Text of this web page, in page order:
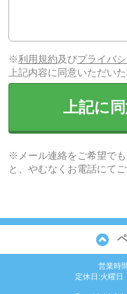
※利用規約及びプライバ
上記内容に同意いただい
上記に
※メール連絡をご希望で
と、やむなくお電話にて
営業時
定休日:火曜日